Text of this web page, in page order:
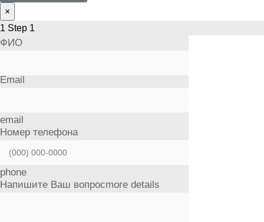
×
1 Step 1
ФИО
Email
email
Номер телефона
phone
Напишите Ваш вопросmore details